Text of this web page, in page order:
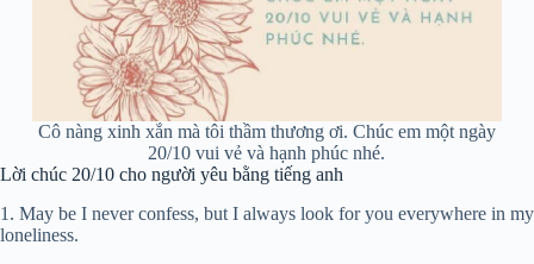
Cô nàng xinh xắn mà tôi thầm thương ơi. Chúc em một ngày
20/10 vui vẻ và hạnh phúc nhé.
Lời chúc 20/10 cho người yêu bằng tiếng anh
1. May be I never confess, but I always look for you everywhere in my
loneliness.